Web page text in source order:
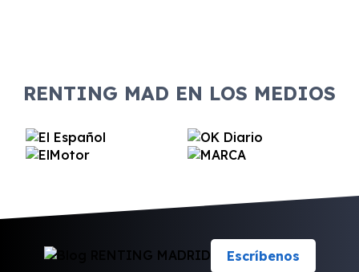
RENTING MAD EN LOS MEDIOS
Escríbenos